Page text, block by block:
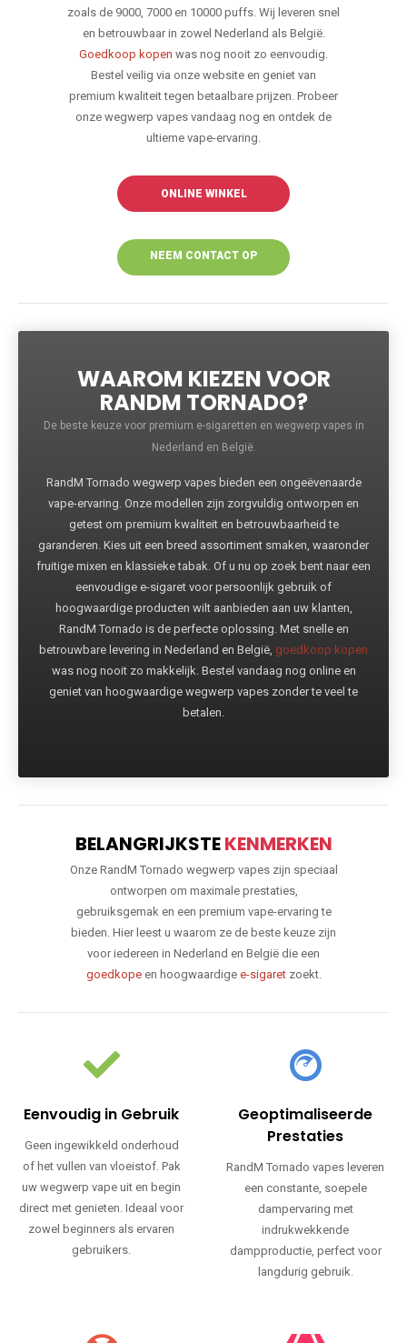
zoals de 9000, 7000 en 10000 puffs. Wij leveren snel
en betrouwbaar in zowel Nederland als België.
Goedkoop kopen was nog nooit zo eenvoudig.
Bestel veilig via onze website en geniet van
premium kwaliteit tegen betaalbare prijzen. Probeer
onze wegwerp vapes vandaag nog en ontdek de
ultieme vape-ervaring.
ONLINE WINKEL
NEEM CONTACT OP
WAAROM KIEZEN VOOR
RANDM TORNADO?
De beste keuze voor premium e-sigaretten en wegwerp vapes in
Nederland en België.
RandM Tornado wegwerp vapes bieden een ongeëvenaarde
vape-ervaring. Onze modellen zijn zorgvuldig ontworpen en
getest om premium kwaliteit en betrouwbaarheid te
garanderen. Kies uit een breed assortiment smaken, waaronder
fruitige mixen en klassieke tabak. Of u nu op zoek bent naar een
eenvoudige e-sigaret voor persoonlijk gebruik of
hoogwaardige producten wilt aanbieden aan uw klanten,
RandM Tornado is de perfecte oplossing. Met snelle en
betrouwbare levering in Nederland en België, goedkoop kopen
was nog nooit zo makkelijk. Bestel vandaag nog online en
geniet van hoogwaardige wegwerp vapes zonder te veel te
betalen.
BELANGRIJKSTEKENMERKEN
Onze RandM Tornado wegwerp vapes zijn speciaal
ontworpen om maximale prestaties,
gebruiksgemak en een premium vape-ervaring te
bieden. Hier leest u waarom ze de beste keuze zijn
voor iedereen in Nederland en België die een
goedkopeen hoogwaardige e-sigaretzoekt.
Eenvoudig in Gebruik
Geen ingewikkeld onderhoud
of het vullen van vloeistof. Pak
uw wegwerp vape uit en begin
direct met genieten. Ideaal voor
zowel beginners als ervaren
gebruikers.
Geoptimaliseerde
Prestaties
RandM Tornado vapes leveren
een constante, soepele
dampervaring met
indrukwekkende
dampproductie, perfect voor
langdurig gebruik.